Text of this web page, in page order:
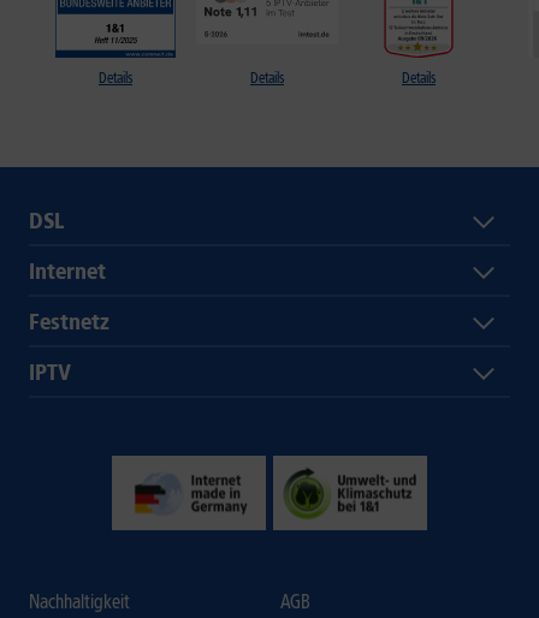
Details Details Details
DSL
Internet
Festnetz
IPTV
Nachhaltigkeit AGB